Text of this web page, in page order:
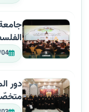
دور